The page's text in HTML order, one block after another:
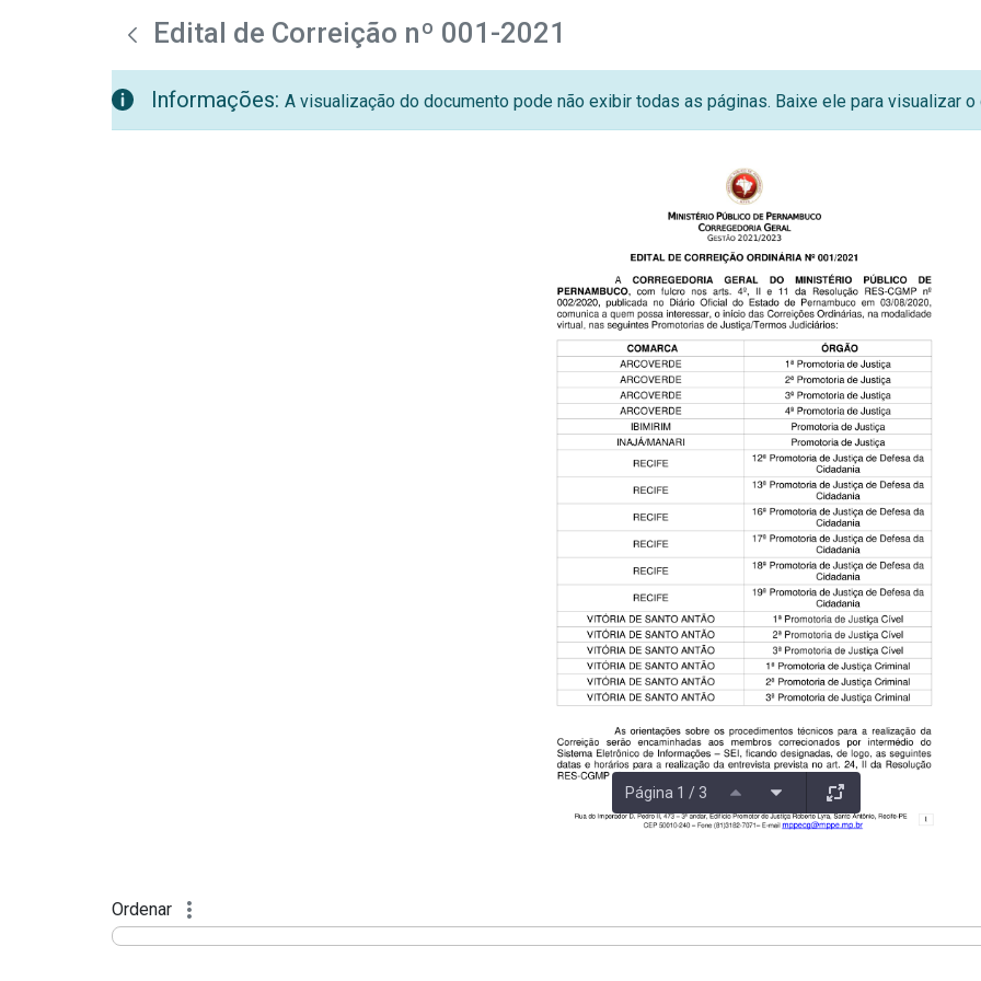
Pular para o Conteúdo principal
teste descricaoEdital de Correição nº 001-2021
Informações: A visualização do documento pode não exibir todas as páginas. Baixe ele para visualizar
Página 1 / 3
Ordenar